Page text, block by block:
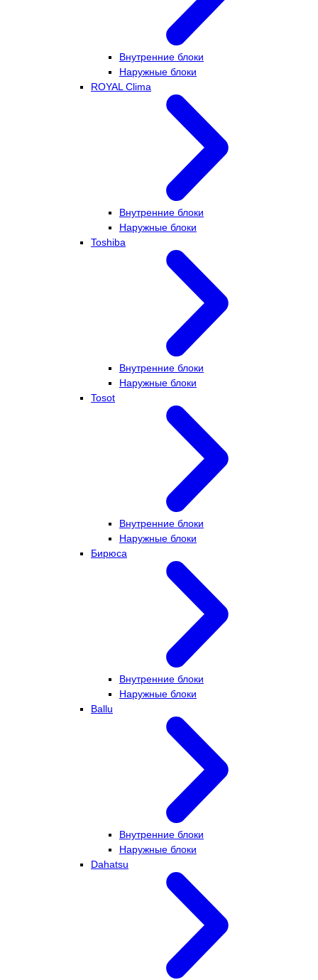
Внутренние блоки
Наружные блоки
ROYAL Clima
Внутренние блоки
Наружные блоки
Toshiba
Внутренние блоки
Наружные блоки
Tosot
Внутренние блоки
Наружные блоки
Бирюса
Внутренние блоки
Наружные блоки
Ballu
Внутренние блоки
Наружные блоки
Dahatsu